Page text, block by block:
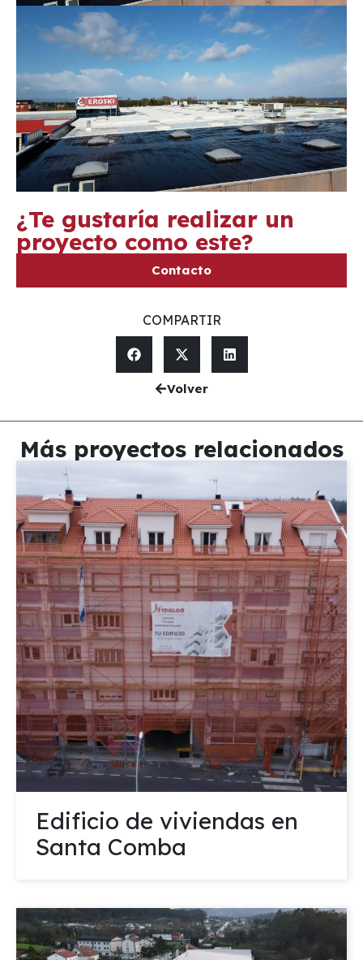
¿Te gustaría realizar un
proyecto como este?
Contacto
Volver
COMPARTIR
Más proyectos relacionados
Edificio de viviendas en
Santa Comba